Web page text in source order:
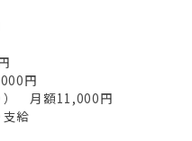
円
） 月額11,000円
給